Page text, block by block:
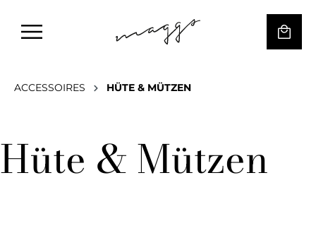
ACCESSOIRES HÜTE & MÜTZEN
Hüte & Mützen